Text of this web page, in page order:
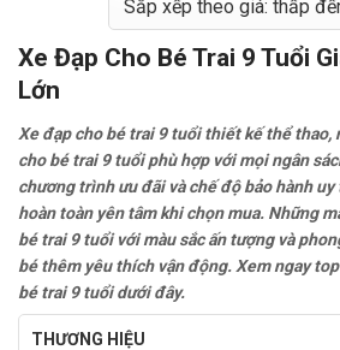
Xe Đạp Cho Bé Trai 9 Tuổi
Lớn
Xe đạp cho bé trai 9 tuổi thiết kế thể thao,
cho bé trai 9 tuổi phù hợp với mọi ngân
chương trình ưu đãi và chế độ bảo hành
hoàn toàn yên tâm khi chọn mua. Những
bé trai 9 tuổi với màu sắc ấn tượng và
bé thêm yêu thích vận động. Xem ngay
bé trai 9 tuổi dưới đây.
THƯƠNG HIỆU